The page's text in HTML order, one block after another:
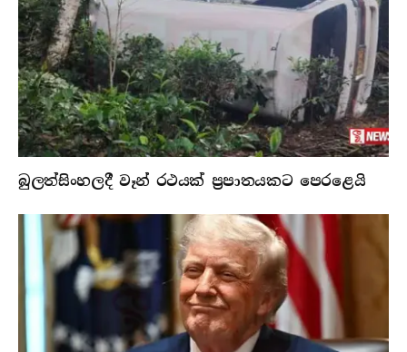
බුලත්සිංහලදී වෑන් රථයක් ප්‍රපාතයකට පෙරළෙයි